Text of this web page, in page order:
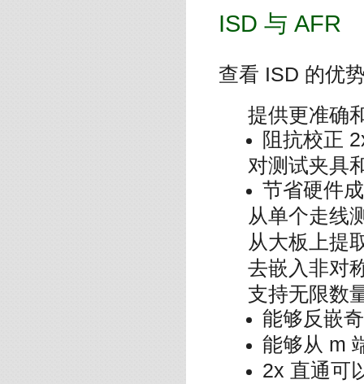
ISD 与 AFR
查看 ISD 的优
提供更准确
阻抗校正
对测试夹具
节省硬件
从单个走线
从大板上提
去嵌入非对
支持无限数
能够反嵌
能够从 m
2x 直通可